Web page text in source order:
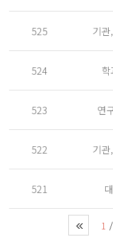
525 기
524
523 연
522 기
521
1